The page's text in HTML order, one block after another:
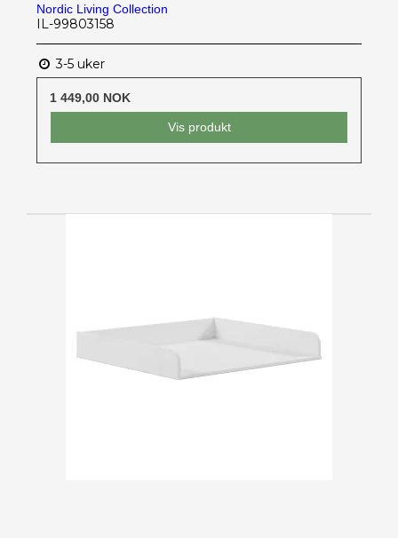
Nordic Living Collection
IL-99803158
3-5 uker
1 449,00 NOK
Vis produkt